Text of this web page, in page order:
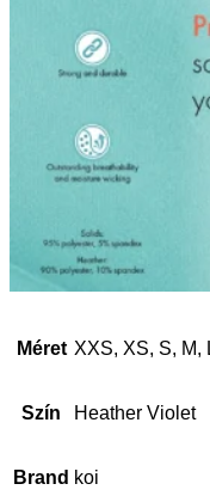
Méret XXS, XS, S, M,
Szín Heather Violet
Brand koi